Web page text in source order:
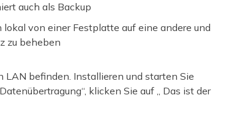
auch als Backup
von einer Festplatte auf eine andere und
zu beheben
LAN befinden. Installieren und starten Sie
klicken Sie auf „ Das ist der